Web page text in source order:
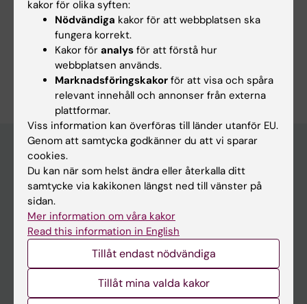
Huvudmeny
Utbildning
Forskarutbildning
Forskning
Om KI
kakor för olika syften:
Nödvändiga kakor för att webbplatsen ska
fungera korrekt.
Kakor för analys för att förstå hur
webbplatsen används.
Marknadsföringskakor för att visa och spåra
relevant innehåll och annonser från externa
plattformar.
Viss information kan överföras till länder utanför EU.
Genom att samtycka godkänner du att vi sparar
cookies.
Du kan när som helst ändra eller återkalla ditt
samtycke via kakikonen längst ned till vänster på
sidan.
Mer information om våra kakor
Read this information in English
Tillåt endast nödvändiga
Tillåt mina valda kakor